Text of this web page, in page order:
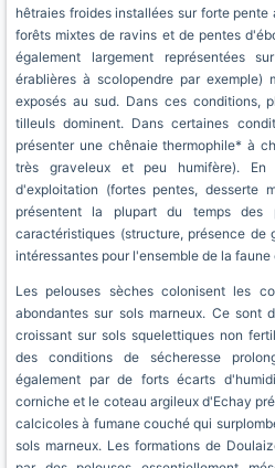
hêtraies froides installées sur forte
forêts mixtes de ravins et de pentes
également largement représentées
érablières à scolopendre par exemple)
exposés au sud. Dans ces conditions,
tilleuls dominent. Dans certaines
présenter une chênaie thermophile* à
très graveleux et peu humifère). En
d'exploitation (fortes pentes, desserte
présentent la plupart du temps des
caractéristiques (structure, présence de
intéressantes pour l'ensemble de la faune
Les pelouses sèches colonisent les
abondantes sur sols marneux. Ce sont
croissant sur sols squelettiques non
des conditions de sécheresse
également par de forts écarts
corniche et le coteau argileux d'Echay
calcicoles à fumane couché qui
sols marneux. Les formations de